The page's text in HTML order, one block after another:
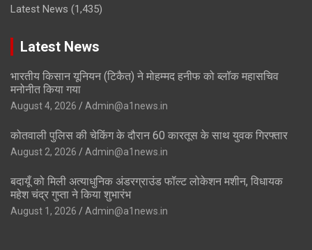
Latest News (1,435)
Latest News
भारतीय किसान यूनियन (टिकैत) ने मोहम्मद हनीफ को ब्लॉक महासचिव
मनोनीत किया गया
August 4, 2026 Admin@a1news.in
कोतवाली पुलिस की चेकिंग के दौरान 60 कारतूस के साथ युवक गिरफ्तार
August 2, 2026 Admin@a1news.in
बदायूँ को मिली अत्याधुनिक अंडरग्राउंड फॉल्ट लोकेशन मशीन, विधायक
महेश चंद्र गुप्ता ने किया शुभारंभ
August 1, 2026 Admin@a1news.in